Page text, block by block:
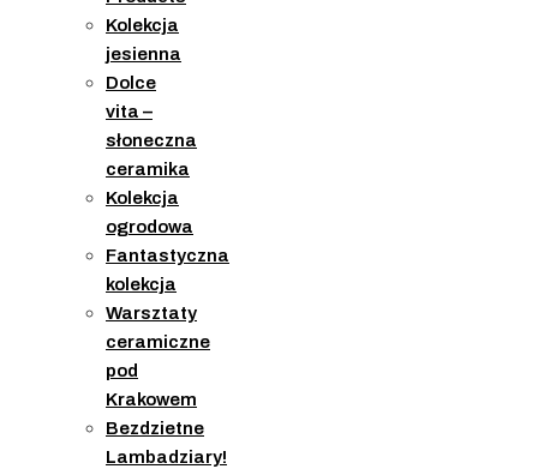
Kolekcja
jesienna
Dolce
vita –
słoneczna
ceramika
Kolekcja
ogrodowa
Fantastyczna
kolekcja
Warsztaty
ceramiczne
pod
Krakowem
Bezdzietne
Lambadziary!